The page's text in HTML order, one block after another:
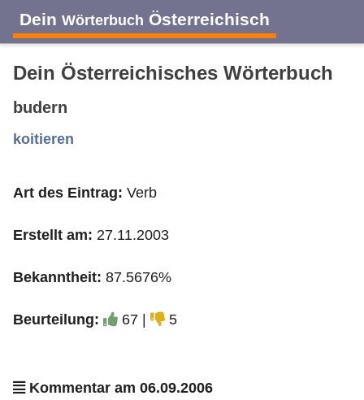
Dein Wörterbuch Österreichisch
A B
J K L M
Dein Österreichisches Wörterbuch
budern
koitieren
Art des Eintrag: Verb
Erstellt am: 27.11.2003
Bekanntheit: 87.5676%
Beurteilung: 67 | 5
Kommentar am 06.09.2006